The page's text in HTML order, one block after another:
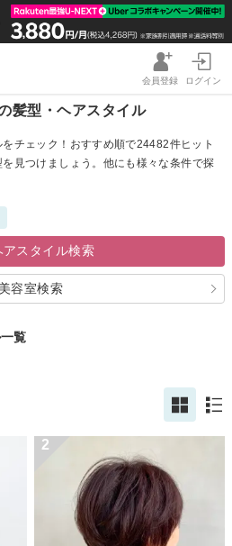
会員登録 ログイン
髪型・ヘアスタイル
チェック！おすすめ順で24482件ヒット
見つけましょう。他にも様々な条件で探
アスタイル検索
美容室検索
覧
2